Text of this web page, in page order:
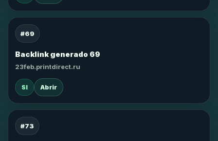
#69
Backlink generado 69
23feb.printdirect.ru
SI Abrir
#73